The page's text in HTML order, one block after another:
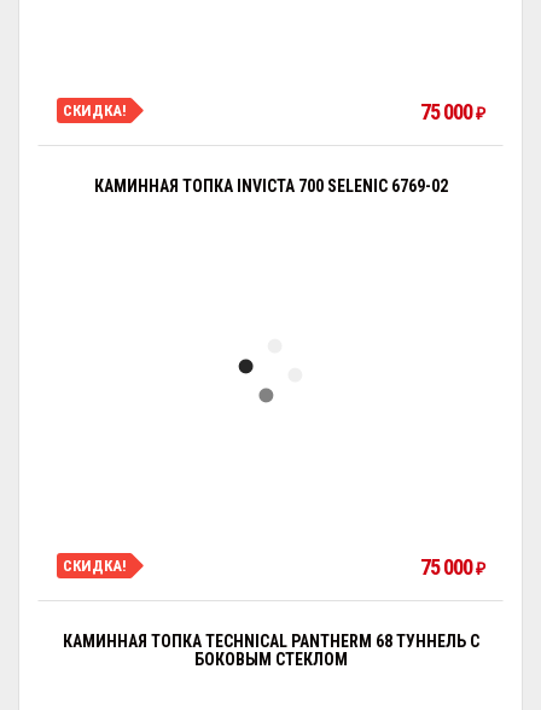
СКИДКА! 75 000₽
КАМИННАЯ ТОПКА INVICTA 700 SELENIC 6769-02
СКИДКА! 75 000₽
КАМИННАЯ ТОПКА TECHNICAL PANTHERM 68 ТУННЕЛЬ С
БОКОВЫМ СТЕКЛОМ